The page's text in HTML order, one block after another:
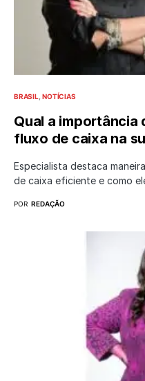
BRASIL NOTÍCIAS
Qual a importância
fluxo de caixa na
Especialista destaca
de caixa eficiente e como
POR REDAÇÃO